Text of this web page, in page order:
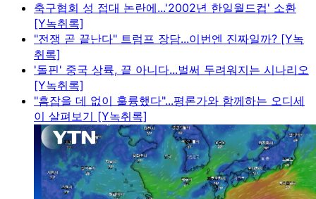
축구협회 성 접대 논란에...'2002년 한일월드컵' 소환
[Y녹취록]
"전쟁 곧 끝난다" 트럼프 장담...이번엔 진짜일까? [Y녹
취록]
'돌핀' 중국 상륙, 끝 아니다...벌써 두려워지는 시나리오
[Y녹취록]
"흠잡을 데 없이 훌륭했다"...평론가와 함께하는 오디세
이 살펴보기 [Y녹취록]